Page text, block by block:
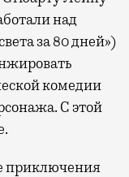
над
за 80 дней»)
комедии
С этой
приключения